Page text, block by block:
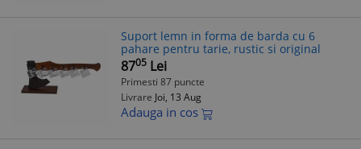
Suport lemn in forma de barda cu 6
pahare pentru tarie, rustic si original
8705 Lei
Primesti 87 puncte
Livrare Joi, 13 Aug
Adauga in cos